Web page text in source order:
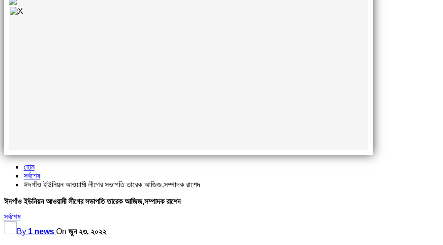
হোম
সর্বশেষ
ঈদগাঁও ইউনিয়ন আওয়ামী লীগের সভাপতি তারেক আজিজ,সম্পাদক রাশেদ
ঈদগাঁও ইউনিয়ন আওয়ামী লীগের সভাপতি তারেক আজিজ,সম্পাদক রাশেদ
সর্বশেষ
By 1 news On জুন ২৩, ২০২২